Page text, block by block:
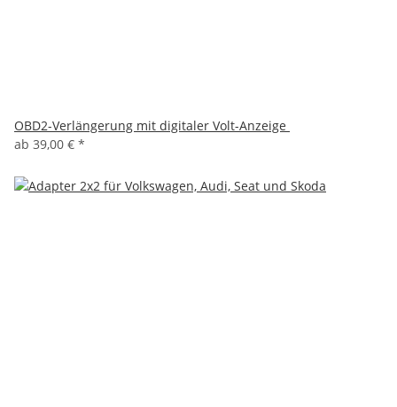
OBD2-Verlängerung mit digitaler Volt-Anzeige
ab 39,00 € *